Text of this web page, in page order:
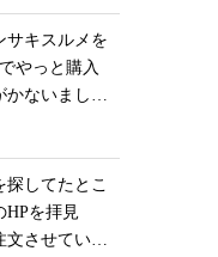
サキスルメを
やっと購入
かないまし
探してたとこ
HPを拝見
文させていた